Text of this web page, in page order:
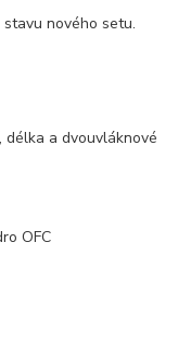
nového setu.
délka a dvouvláknové
OFC